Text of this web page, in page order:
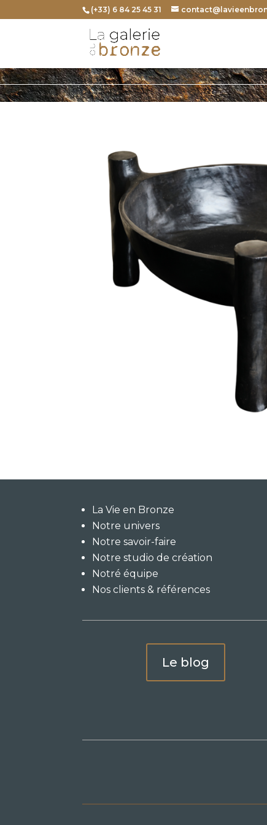
(+33) 6 84 25 45 31
La Vie en Bronze
Notre univers
Notre savoir-faire
Notre studio de création
Notré équipe
Nos clients & références
Le blog